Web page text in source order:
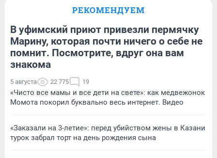
РЕКОМЕНДУЕМ
В уфимский приют привезли пермячку
Марину, которая почти ничего о себе не
помнит. Посмотрите, вдруг она вам
знакома
5 августа 22 775 19
«Чисто все мамы и все дети на свете»: как медвежонок
Момота покорил буквально весь интернет. Видео
«Заказали на 3-летие»: перед убийством жены в Казани
турок забрал торт на день рождения сына